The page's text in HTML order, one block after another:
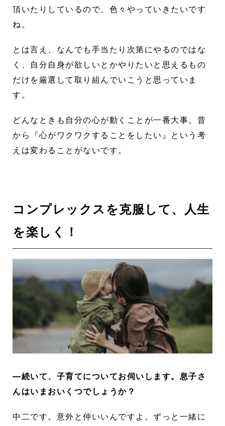
頂いたりしているので、色々やっていきたいです
ね。
とは言え、なんでも手当たり次第にやるのではな
く、自分自身が欲しいとかやりたいと思えるもの
だけを厳選して取り組んでいこうと思っていま
す。
どんなときも自分の心が動くことが一番大事。昔
から『心がワクワクすることをしたい』という考
えは変わることがないです。
コンプレックスを克服して、人生
を楽しく！
―続いて、子育てについてお伺いします。息子さ
んはいまおいくつでしょうか？
中二です。意外と仲いいんですよ。ずっと一緒に